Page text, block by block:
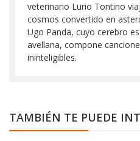
veterinario Lurio Tontino
cosmos convertido en
Ugo Panda, cuyo cerebro
avellana, compone
ininteligibles.
TAMBIÉN TE PUEDE